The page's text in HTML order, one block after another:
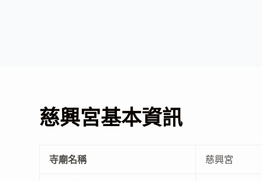
慈興宮基本資訊
寺廟名稱 慈興宮